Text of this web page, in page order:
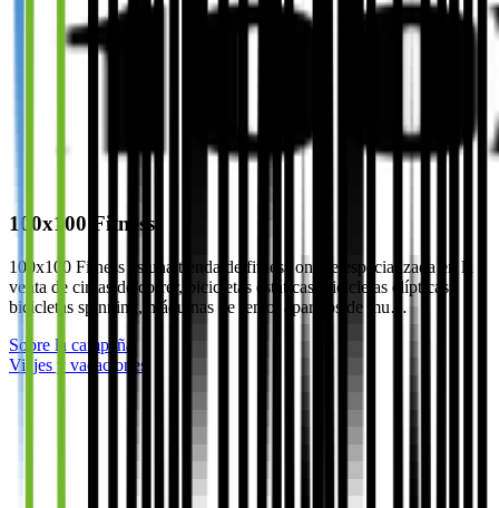
100x100 Fitness
100x100 Fitness es una tienda de fitness online especializada en la
venta de cintas de correr, bicicletas estáticas, bicicletas elípticas,
bicicletas spinning, máquinas de remo, aparatos de mu…
Sobre la campaña
Viajes y vacaciones